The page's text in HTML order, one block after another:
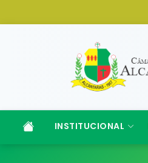
INSTITUCIONAL